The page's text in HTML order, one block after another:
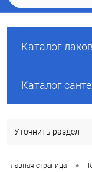
Каталог
Каталог
Уточнить раздел
Главная страница •